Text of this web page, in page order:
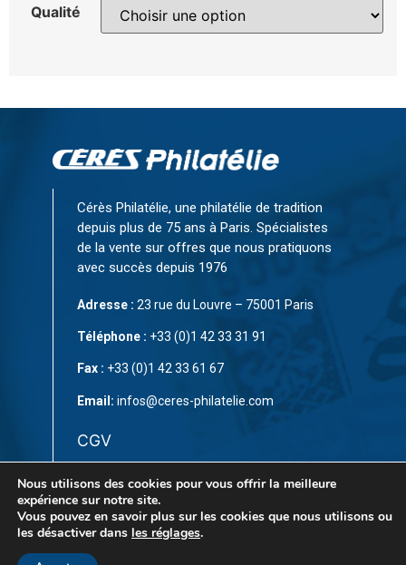
Qualité
Cérès Philatélie, une philatélie de tradition
depuis plus de 75 ans à Paris. Spécialistes
de la vente sur offres que nous pratiquons
avec succès depuis 1976
Adresse : 23 rue du Louvre – 75001 Paris
Téléphone : +33 (0)1 42 33 31 91
Fax : +33 (0)1 42 33 61 67
Email: infos@ceres-philatelie.com
CGV
Mentions légales
Contact
Nous utilisons des cookies pour vous offrir la meilleure
expérience sur notre site.
Vous pouvez en savoir plus sur les cookies que nous utilisons ou
les désactiver dans les réglages.